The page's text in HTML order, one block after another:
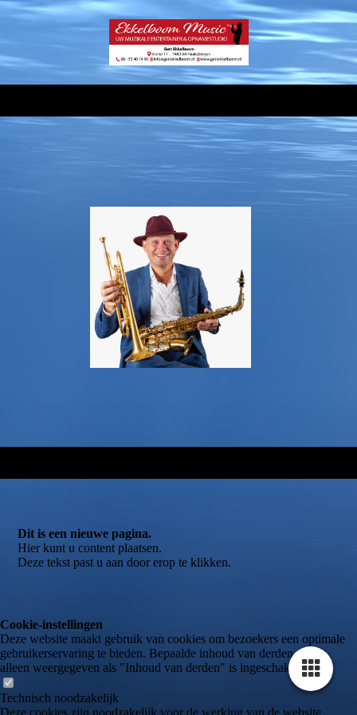
Dit is een nieuwe pagina.
Hier kunt u content plaatsen.
Deze tekst past u aan door erop te klikken.
Cookie-instellingen
Deze website maakt gebruik van cookies om bezoekers een optimale
gebruikerservaring te bieden. Bepaalde inhoud van derden wordt
alleen weergegeven als "Inhoud van derden" is ingeschakeld.
Technisch noodzakelijk
Deze cookies zijn noodzakelijk voor de werking van de website,